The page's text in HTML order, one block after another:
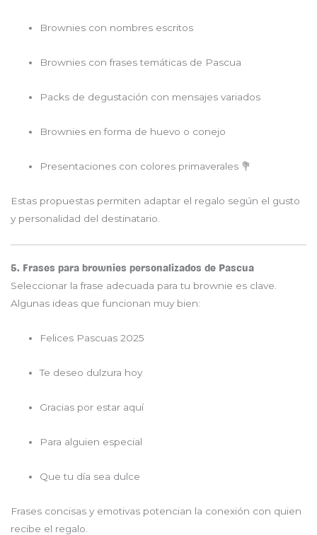
Brownies con nombres escritos
Brownies con frases temáticas de Pascua
Packs de degustación con mensajes variados
Brownies en forma de huevo o conejo
Presentaciones con colores primaverales 💐
Estas propuestas permiten adaptar el regalo según el gusto
y personalidad del destinatario.
5. Frases para brownies personalizados de Pascua
Seleccionar la frase adecuada para tu brownie es clave.
Algunas ideas que funcionan muy bien:
Felices Pascuas 2025
Te deseo dulzura hoy
Gracias por estar aquí
Para alguien especial
Que tu día sea dulce
Frases concisas y emotivas potencian la conexión con quien
recibe el regalo.